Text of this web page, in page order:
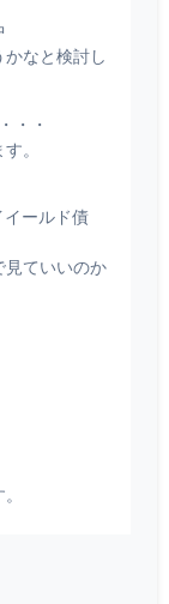
なと検討し
・・
。
ールド債
見ていいのか